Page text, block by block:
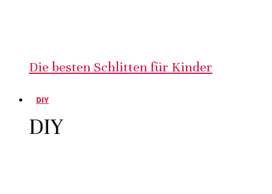
Die besten Schlitten für Kinder
DIY
DIY